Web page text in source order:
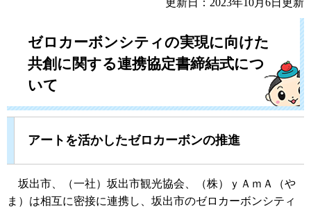
ゼロカーボンシティの実現に向けた
共創に関する連携協定書締結式につ
いて
アートを活かしたゼロカーボンの推進
坂出市、（一社）坂出市観光協会、（株）ｙＡｍＡ（や
ま）は相互に密接に連携し、坂出市のゼロカーボンシティ